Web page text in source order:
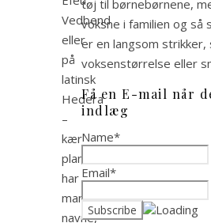
Vedbend
eller
på
latinsk
Hedera
–
kær
plante
har
mange
navne,
tøj til børnebørnene,
voksne i familien og så
er en langsom strikker,
voksenstørrelse eller
Få en E-mail når
indlæg
Name*
Email*